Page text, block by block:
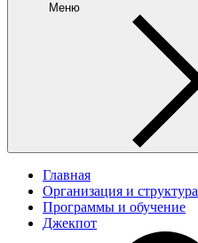
Меню
Главная
Организация и структура
Программы и обучение
Джекпот